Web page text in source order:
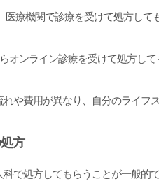
療機関で診療を受けて処方して
オンライン診療を受けて処方して
や費用が異なり、自分のライフ
方
で処方してもらうことが一般的